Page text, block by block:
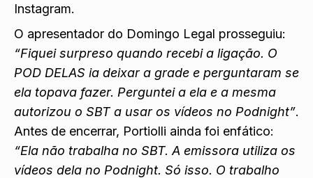
Instagram.
O apresentador do Domingo Legal prosseguiu:
“Fiquei surpreso quando recebi a ligação. O
POD DELAS ia deixar a grade e perguntaram se
ela topava fazer. Perguntei a ela e a mesma
autorizou o SBT a usar os vídeos no Podnight”.
Antes de encerrar, Portiolli ainda foi enfático:
“Ela não trabalha no SBT. A emissora utiliza os
vídeos dela no Podnight. Só isso. O trabalho